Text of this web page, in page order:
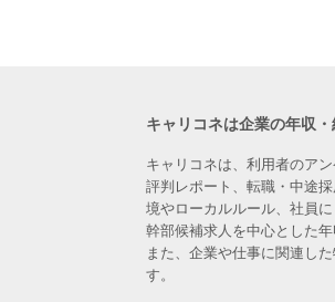
キャリコネは企業の年収
キャリコネは、利用者のア
評判レポート、転職・中途
境やローカルルール、社員
幹部候補求人を中心とした
また、企業や仕事に関連し
す。